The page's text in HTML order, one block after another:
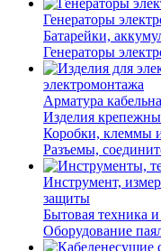
Генераторы
Батарейки,
Генераторы
электромонтажа
Арматура
Изделия
Коробки, клеммы
Разъемы,
Инструмент,
защиты
Бытовая техника
Оборудование